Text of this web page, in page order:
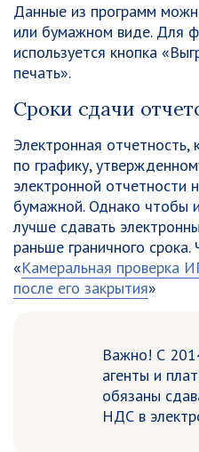
Данные из программ
или бумажном виде. Для
используется кнопка
печать».
Сроки сдачи
Электронная отчетность,
по графику,
электронной отчетности
бумажной. Однако чтобы
лучше сдавать
раньше граничного
«Камеральная
после его закрытия»
Важно! С
агенты и
обязаны
НДС в